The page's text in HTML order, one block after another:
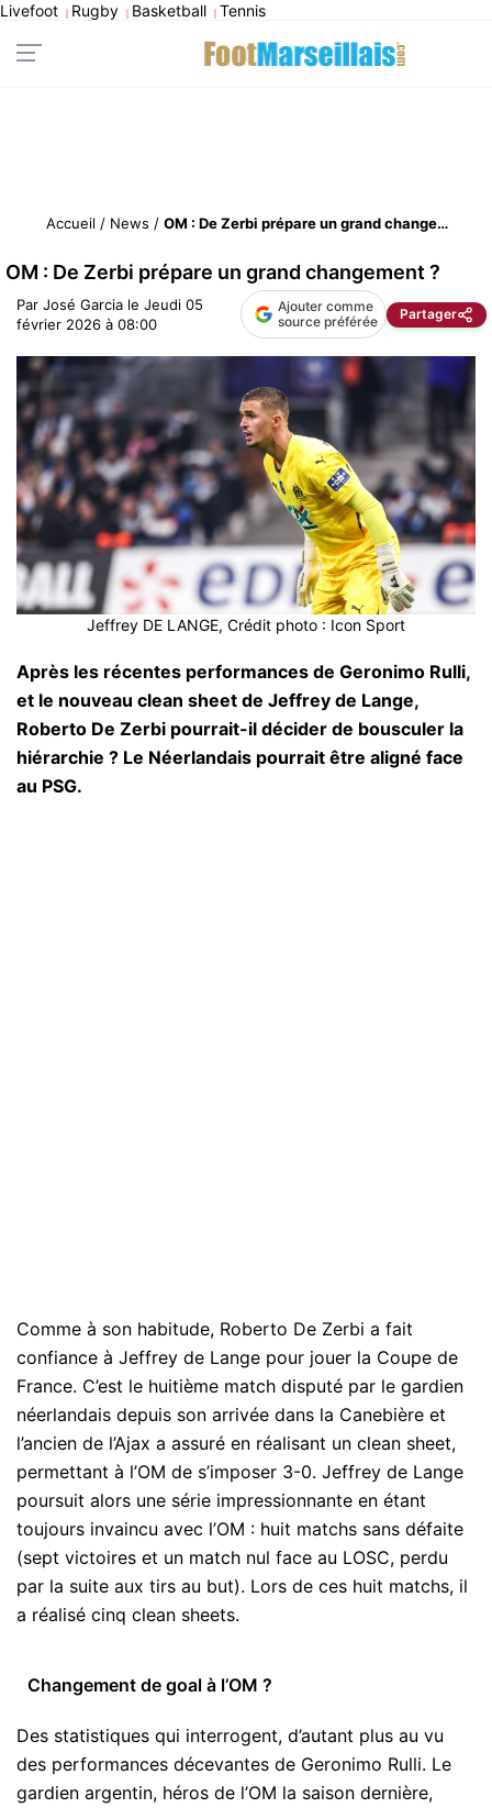
Livefoot | Rugby | Basketball | Tennis
Accueil / News / OM : De Zerbi prépare un grand changement ?
OM : De Zerbi prépare un grand changement ?
Par José Garcia le Jeudi 05
février 2026 à 08:00
Ajouter comme
source préférée
Partager
Jeffrey DE LANGE, Crédit photo : Icon Sport
Après les récentes performances de Geronimo Rulli,
et le nouveau clean sheet de Jeffrey de Lange,
Roberto De Zerbi pourrait-il décider de bousculer la
hiérarchie ? Le Néerlandais pourrait être aligné face
au PSG.
Comme à son habitude, Roberto De Zerbi a fait
confiance à Jeffrey de Lange pour jouer la Coupe de
France. C’est le huitième match disputé par le gardien
néerlandais depuis son arrivée dans la Canebière et
l’ancien de l’Ajax a assuré en réalisant un clean sheet,
permettant à l’OM de s’imposer 3-0. Jeffrey de Lange
poursuit alors une série impressionnante en étant
toujours invaincu avec l’OM : huit matchs sans défaite
(sept victoires et un match nul face au LOSC, perdu
par la suite aux tirs au but). Lors de ces huit matchs, il
a réalisé cinq clean sheets.
Changement de goal à l’OM ?
Des statistiques qui interrogent, d’autant plus au vu
des performances décevantes de Geronimo Rulli. Le
gardien argentin, héros de l’OM la saison dernière,